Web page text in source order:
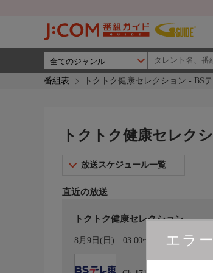
番組表 トクトク健康セレクション - BS
エラー
トクトク健康セレク
放送スケジュール一覧
直近の放送
トクトク健康セレクション
8月9日(日) 03:00〜03:30